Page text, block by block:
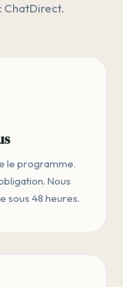
ChatDirect.
le programme.
Nous
sous 48 heures.